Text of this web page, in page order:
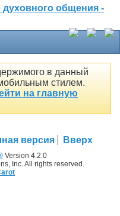
в данный
стилем.
на главную
версия Вверх
Version 4.2.0
Inc. All rights reserved.